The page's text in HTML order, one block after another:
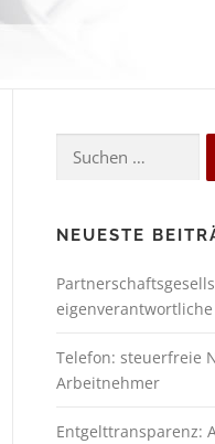
NEUESTE
Telefon: steuerfreie
Arbeitnehmer
Entgelttransparenz: